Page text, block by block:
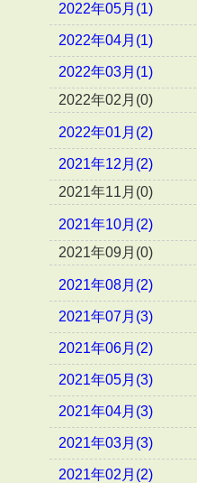
2022年05月(1)
2022年04月(1)
2022年03月(1)
2022年02月(0)
2022年01月(2)
2021年12月(2)
2021年11月(0)
2021年10月(2)
2021年09月(0)
2021年08月(2)
2021年07月(3)
2021年06月(2)
2021年05月(3)
2021年04月(3)
2021年03月(3)
2021年02月(2)